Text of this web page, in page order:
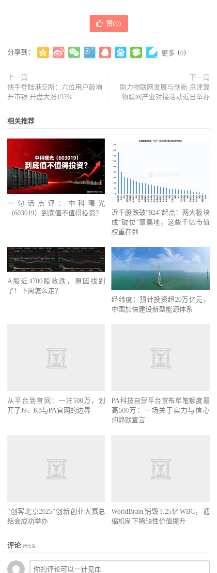
赞(0)
分享到： 更多 (0)
上一篇
快手登陆港交所：六位用户敲响
开市锣 开盘大涨193%
下一篇
助力物联网发展与创新 京津冀
物联网产业对接活动近日举办
相关推荐
一句话点评：中科曙光
（603019）到底值不值得投资？
近千股跌破“924”起点！两大板块
成“破位”聚集地，这些千亿市值
权重在列
A股近4700股收跌，原因找到
了！下周怎么走？
经纬度：预计投资超20万亿元，
中国加快建设新型能源体系
从平台到官网：一注500万，划
开了J9、K8与PA官网的边界
PA科技自营平台宣布单笔额度最
高500万：一场关于实力与信心
的静默宣言
“创客北京2025”创新创业大赛总
结会成功举办
WorldBrain销毁1.25亿WBC，通
缩机制下稀缺性价值提升
评论 抢沙发